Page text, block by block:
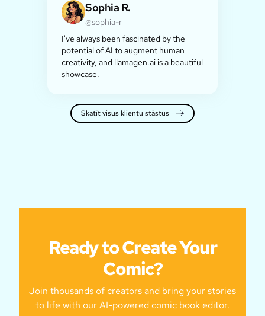
Sophia R.
@sophia-r
I've always been fascinated by the
potential of AI to augment human
creativity, and llamagen.ai is a beautiful
showcase.
Skatīt visus klientu stāstus
Ready to Create Your
Comic?
Join thousands of creators and bring your stories
to life with our AI-powered comic book editor.